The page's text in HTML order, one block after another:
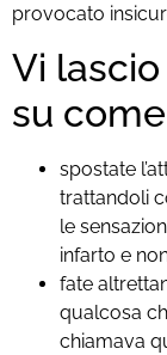
provocato
Vi
su
spostate
trattandoli
le
infarto e
fate
qualcosa
chiamava